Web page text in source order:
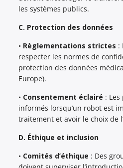
les systèmes publics.
C. Protection des données
• Règlementations strictes :
respecter les normes de
protection des données
Europe).
• Consentement éclairé :
informés lorsqu’un robot est
traitement et avoir le choix de
D. Éthique et inclusion
• Comités d’éthique : Des